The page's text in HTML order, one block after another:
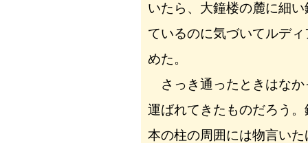
いたら、大鐘楼の麓に細
ているのに気づいてルデ
めた。
さっき通ったときはなか
運ばれてきたものだろう
本の柱の周囲には物言い